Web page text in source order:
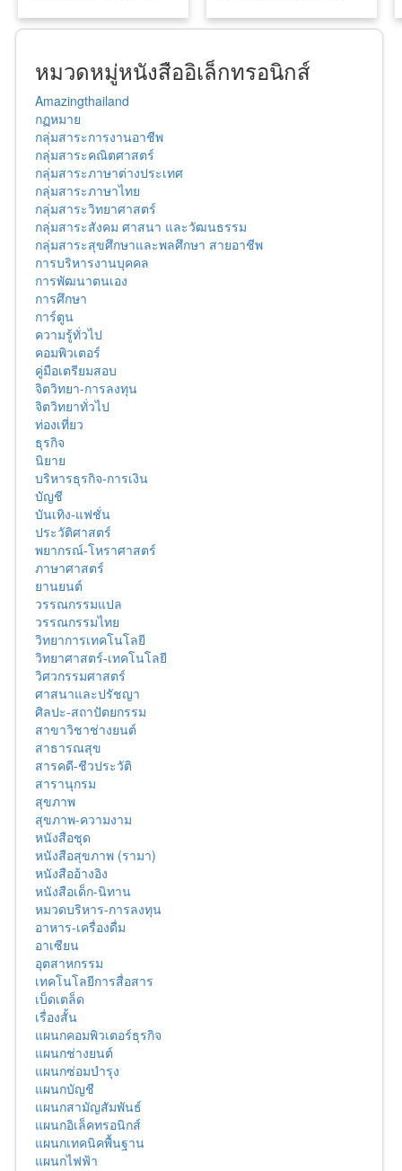
หมวดหมู่หนังสืออิเล็กทรอนิกส์
Amazingthailand
กฏหมาย
กลุ่มสาระการงานอาชีพ
กลุ่มสาระคณิตศาสตร์
กลุ่มสาระภาษาต่างประเทศ
กลุ่มสาระภาษาไทย
กลุ่มสาระวิทยาศาสตร์
กลุ่มสาระสังคม ศาสนา และวัฒนธรรม
กลุ่มสาระสุขศึกษาและพลศึกษา สายอาชีพ
การบริหารงานบุคคล
การพัฒนาตนเอง
การศึกษา
การ์ตูน
ความรู้ทั่วไป
คอมพิวเตอร์
คู่มือเตรียมสอบ
จิตวิทยา-การลงทุน
จิตวิทยาทั่วไป
ท่องเที่ยว
ธุรกิจ
นิยาย
บริหารธุรกิจ-การเงิน
บัญชี
บันเทิง-แฟชั่น
ประวัติศาสตร์
พยากรณ์-โหราศาสตร์
ภาษาศาสตร์
ยานยนต์
วรรณกรรมแปล
วรรณกรรมไทย
วิทยาการเทคโนโลยี
วิทยาศาสตร์-เทคโนโลยี
วิศวกรรมศาสตร์
ศาสนาและปรัชญา
ศิลปะ-สถาปัตยกรรม
สาขาวิชาช่างยนต์
สาธารณสุข
สารคดี-ชีวประวัติ
สารานุกรม
สุขภาพ
สุขภาพ-ความงาม
หนังสือชุด
หนังสือสุขภาพ (รามา)
หนังสืออ้างอิง
หนังสือเด็ก-นิทาน
หมวดบริหาร-การลงทุน
อาหาร-เครื่องดื่ม
อาเซียน
อุตสาหกรรม
เทคโนโลยีการสื่อสาร
เบ็ดเตล็ด
เรื่องสั้น
แผนกคอมพิวเตอร์ธุรกิจ
แผนกช่างยนต์
แผนกซ่อมบำรุง
แผนกบัญชี
แผนกสามัญสัมพันธ์
แผนกอิเล็คทรอนิกส์
แผนกเทคนิคพื้นฐาน
แผนกไฟฟ้า